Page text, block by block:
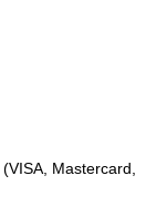
(VISA, Mastercard,